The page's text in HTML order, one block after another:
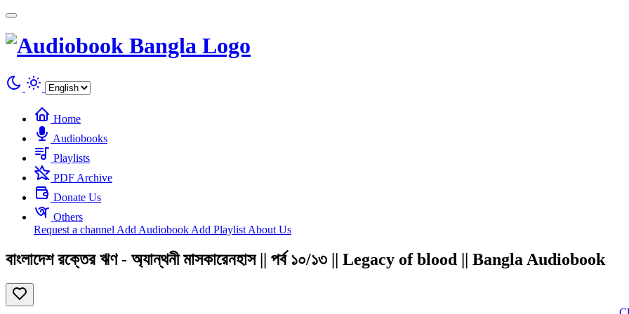
Home
Audiobooks
Playlists
PDF Archive
Donate Us
Others
Request a channel Add Audiobook Add Playlist About Us
বাংলাদেশ রক্তের ঋণ - অ্যান্থনী মাসকারেনহাস || পর্ব ১০/১৩ || Legacy of blood || Bangla Audiobook